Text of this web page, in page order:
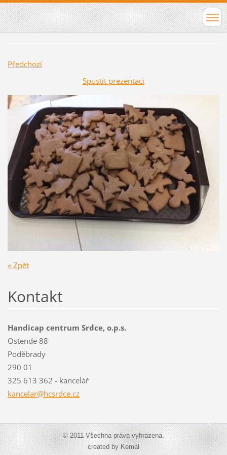
Předchozí
Spustit prezentaci
« Zpět
Kontakt
Handicap centrum Srdce, o.p.s.
Ostende 88
Poděbrady
290 01
325 613 362 - kancelář
kancelar@hcsrdce.cz
© 2011 Všechna práva vyhrazena.
created by Kemal